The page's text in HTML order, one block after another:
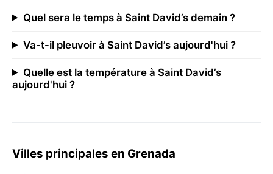
Quel sera le temps à Saint David’s demain ?
Va-t-il pleuvoir à Saint David’s aujourd'hui ?
Quelle est la température à Saint David’s
aujourd'hui ?
Villes principales en Grenada